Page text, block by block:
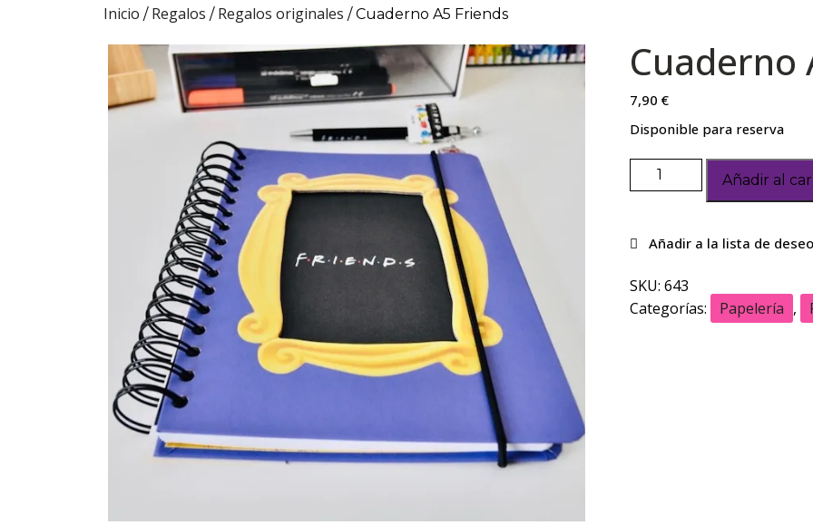
Inicio / Regalos / Regalos originales / Cuaderno A5 Friends
Cuaderno
7,90€
Disponible para reserva
Añadir al
SKU:643
Categorías:
Papelería ,